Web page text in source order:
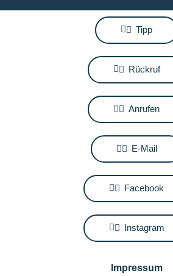
Tipp
Rückruf
Anrufen
E-Mail
Facebook
Instagram
Impressum